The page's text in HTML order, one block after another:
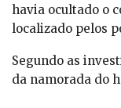
havia ocultado o
localizado pelos
Segundo as
da namorada do